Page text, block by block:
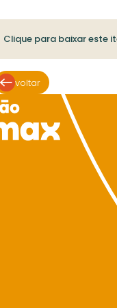
Clique para baixar este
voltar